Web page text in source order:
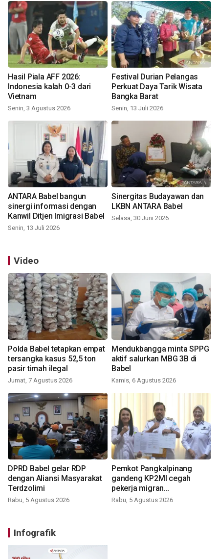
Hasil Piala AFF 2026:
Indonesia kalah 0-3 dari
Vietnam
Senin, 3 Agustus 2026
Festival Durian Pelangas
Perkuat Daya Tarik Wisata
Bangka Barat
Senin, 13 Juli 2026
ANTARA Babel bangun
sinergi informasi dengan
Kanwil Ditjen Imigrasi Babel
Senin, 13 Juli 2026
Sinergitas Budayawan dan
LKBN ANTARA Babel
Selasa, 30 Juni 2026
Video
Polda Babel tetapkan empat
tersangka kasus 52,5 ton
pasir timah ilegal
Jumat, 7 Agustus 2026
Mendukbangga minta SPPG
aktif salurkan MBG 3B di
Babel
Kamis, 6 Agustus 2026
DPRD Babel gelar RDP
dengan Aliansi Masyarakat
Terdzolimi
Rabu, 5 Agustus 2026
Pemkot Pangkalpinang
gandeng KP2MI cegah
pekerja migran
nonprosedural
Rabu, 5 Agustus 2026
Infografik